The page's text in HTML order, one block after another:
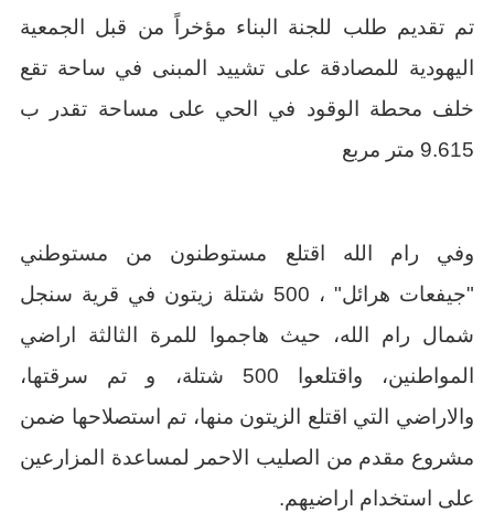
تم تقديم طلب للجنة البناء مؤخراً من قبل الجمعية
اليهودية للمصادقة على تشييد المبنى في ساحة تقع
خلف محطة الوقود في الحي على مساحة تقدر ب
9.615 متر مربع
وفي رام الله اقتلع مستوطنون من مستوطني
"جيفعات هرائل" ، 500 شتلة زيتون في قرية سنجل
شمال رام الله، حيث هاجموا للمرة الثالثة اراضي
المواطنين، واقتلعوا 500 شتلة، و تم سرقتها،
والاراضي التي اقتلع الزيتون منها، تم استصلاحها ضمن
مشروع مقدم من الصليب الاحمر لمساعدة المزارعين
على استخدام اراضيهم.